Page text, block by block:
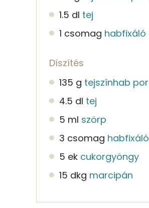
1.5 dl tej
1 csomag habfixáló
Díszítés
135 g tejszínhab por
4.5 dl tej
5 ml szörp
3 csomag habfixáló
5 ek cukorgyöngy
15 dkg marcipán